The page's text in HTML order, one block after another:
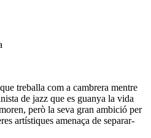
treballa com a cambrera mentre
de jazz que es guanya la vida
però la seva gran ambició per
artístiques amenaça de separar-